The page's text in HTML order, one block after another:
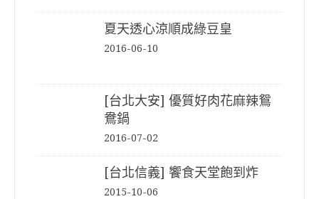
夏天透心涼順成綠豆皇
2016-06-10
[台北大安] 優質好肉花麻辣鴛
鴦鍋
2016-07-02
[台北信義] 饗食天堂飽到炸
2015-10-06